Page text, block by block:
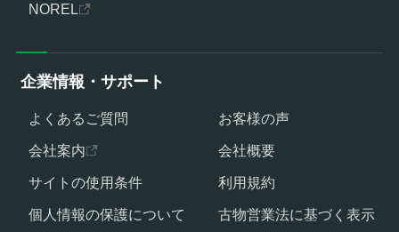
NOREL
企業情報・サポート
よくあるご質問
お客様の声
会社案内
会社概要
サイトの使用条件
利用規約
個人情報の保護について
古物営業法に基づく表示